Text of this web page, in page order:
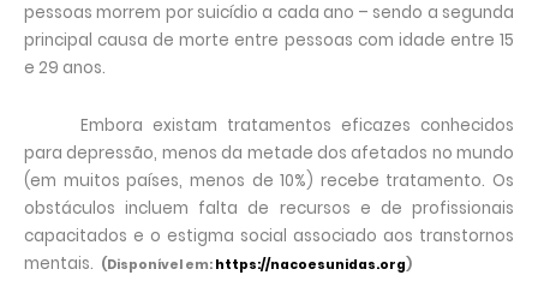
pessoas morrem por suicídio a cada ano – sendo a segunda
principal causa de morte entre pessoas com idade entre 15
e 29 anos.
Embora existam tratamentos eficazes conhecidos
para depressão, menos da metade dos afetados no mundo
(em muitos países, menos de 10%) recebe tratamento. Os
obstáculos incluem falta de recursos e de profissionais
capacitados e o estigma social associado aos transtornos
mentais. (Disponível em: https://nacoesunidas.org)